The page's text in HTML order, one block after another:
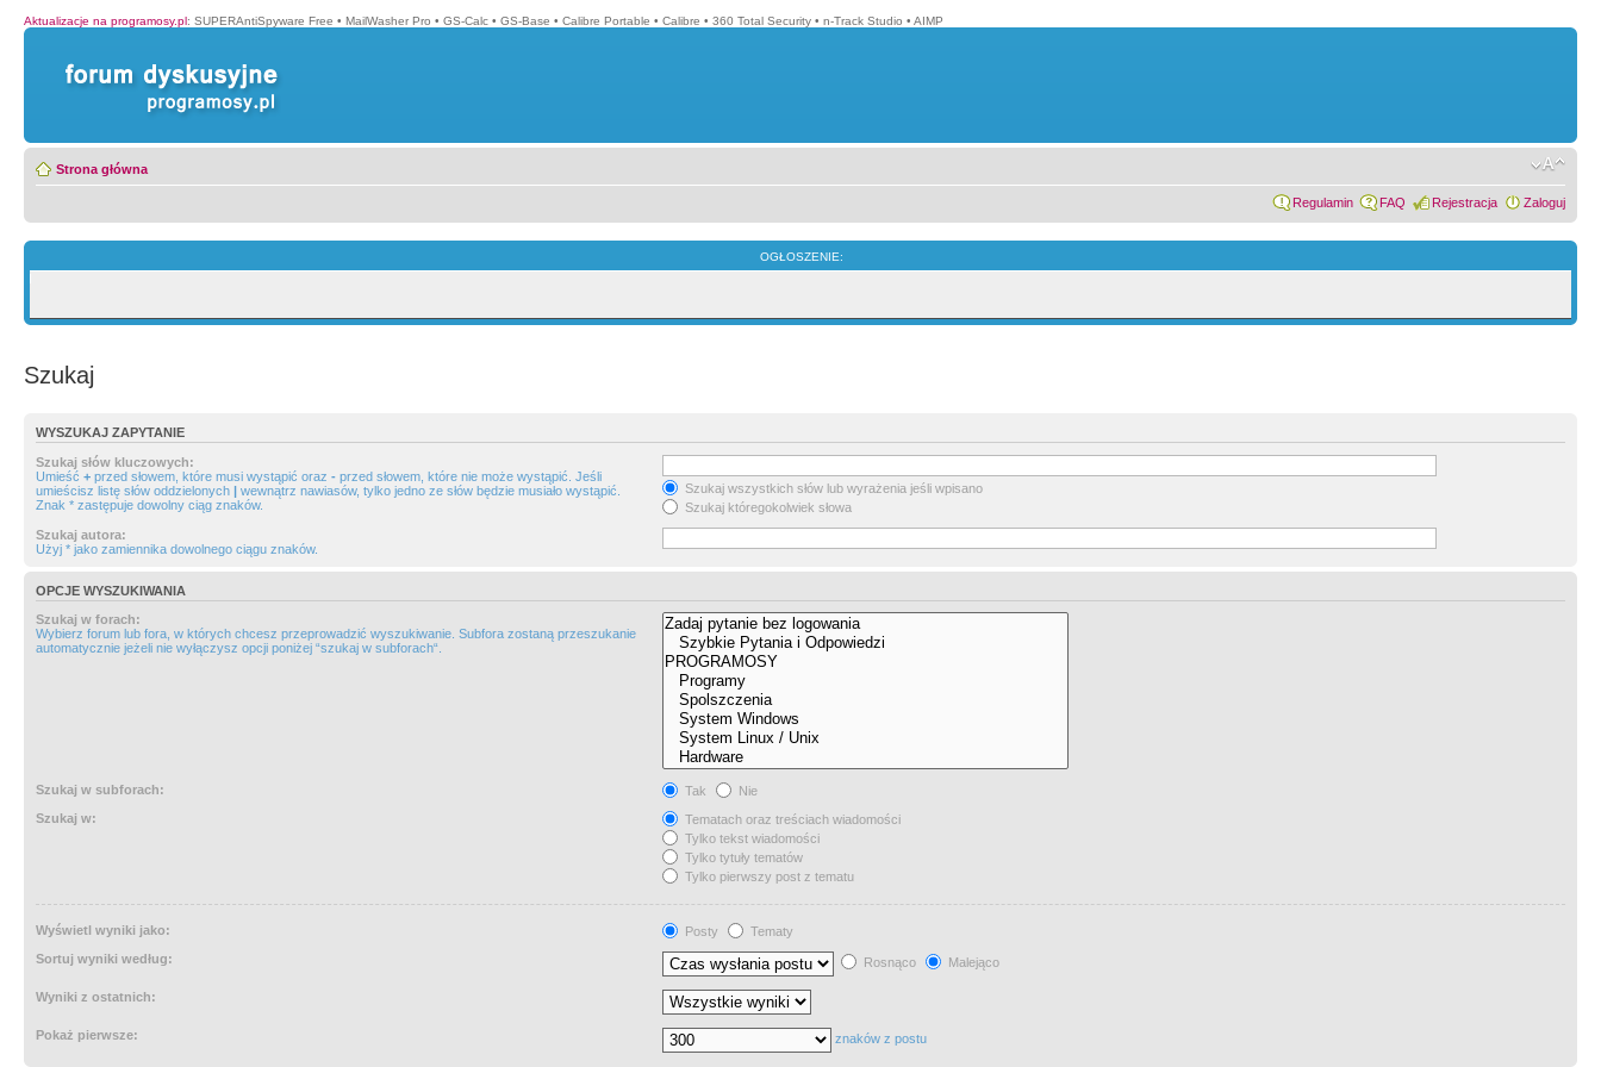
Aktualizacje na programosy.pl: SUPERAntiSpyware Free • MailWasher Pro • GS-Calc • GS-Base • Calibre Portable • Calibre • 360 Total Security • n-Track Studio • AIMP
Strona główna
Regulamin FAQ Rejestracja Zaloguj
OGŁOSZENIE:
Szukaj
WYSZUKAJ ZAPYTANIE
Szukaj słów kluczowych:
Umieść + przed słowem, które musi wystąpić oraz - przed słowem, które nie może wystąpić. Jeśli
umieścisz listę słów oddzielonych | wewnątrz nawiasów, tylko jedno ze słów będzie musiało wystąpić.
Znak * zastępuje dowolny ciąg znaków.
Szukaj wszystkich słów lub wyrażenia jeśli wpisano
Szukaj któregokolwiek słowa
Szukaj autora:
Użyj * jako zamiennika dowolnego ciągu znaków.
OPCJE WYSZUKIWANIA
Szukaj w forach:
Wybierz forum lub fora, w których chcesz przeprowadzić wyszukiwanie. Subfora zostaną przeszukanie
automatycznie jeżeli nie wyłączysz opcji poniżej “szukaj w subforach“.
Szukaj w subforach: Tak
Nie
Szukaj w:
Tematach oraz treściach wiadomości
Tylko tekst wiadomości
Tylko tytuły tematów
Tylko pierwszy post z tematu
Wyświetl wyniki jako: Posty
Tematy
Sortuj wyniki według:
Rosnąco Malejąco
Wyniki z ostatnich:
Pokaż pierwsze: znaków z postu